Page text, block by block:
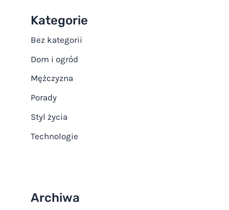
Kategorie
Bez kategorii
Dom i ogród
Mężczyzna
Porady
Styl życia
Technologie
Archiwa